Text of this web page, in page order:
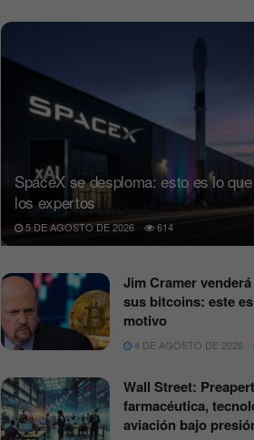
SpaceX se desploma: esto es lo
los expertos
5 DE AGOSTO DE 2026 614
Jim Cramer
sus bitcoins: este
motivo
4 DE AGOSTO DE 2026
Wall Street:
farmacéutica,
aviación bajo